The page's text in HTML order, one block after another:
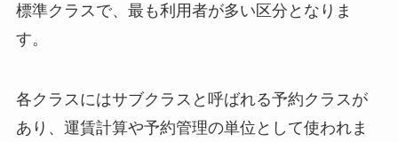
標準クラスで、最も利用者が多い区分となりま
す。
各クラスにはサブクラスと呼ばれる予約クラスが
あり、運賃計算や予約管理の単位として使われま